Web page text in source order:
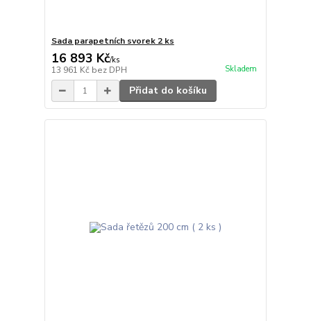
Sada parapetních svorek 2 ks
16 893 Kč/ks
13 961 Kč bez DPH Skladem
Přidat do košíku